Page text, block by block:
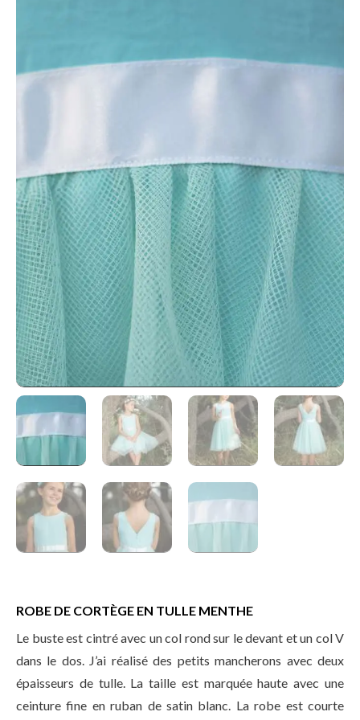
ROBE DE CORTÈGE EN TULLE MENTHE
Le buste est cintré avec un col rond sur le devant et un col V
dans le dos. J’ai réalisé des petits mancherons avec deux
épaisseurs de tulle. La taille est marquée haute avec une
ceinture fine en ruban de satin blanc. La robe est courte